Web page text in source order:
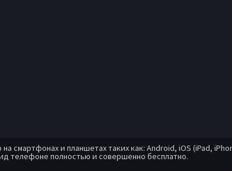
и планшетах таких как: Android, iOS (iPad,
телефоне полностью и совершенно бесплатно.